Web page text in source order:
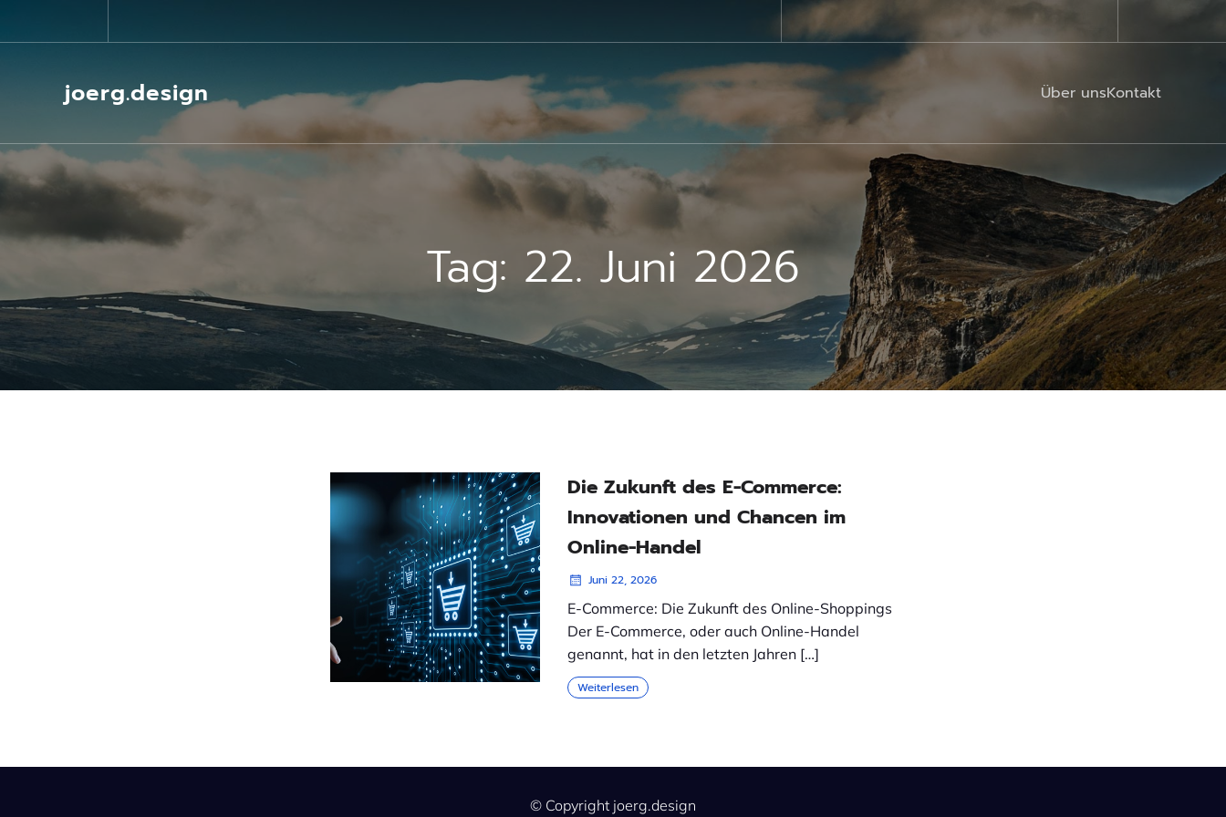
Inhalt
joerg.design Über unsKontakt
Tag: 22. Juni 2026
Die Zukunft des E-Commerce:
Innovationen und Chancen im
Online-Handel
Juni 22, 2026
E-Commerce: Die Zukunft des Online-Shoppings
Der E-Commerce, oder auch Online-Handel
genannt, hat in den letzten Jahren […]
Weiterlesen
© Copyright joerg.design